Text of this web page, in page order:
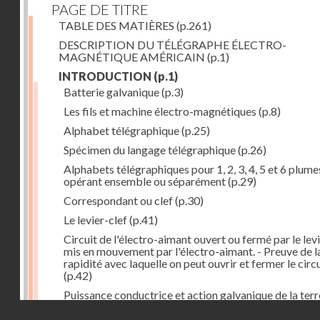
PAGE DE TITRE
TABLE DES MATIÈRES (p.261)
DESCRIPTION DU TÉLÉGRAPHE ÉLECTRO-
MAGNÉTIQUE AMÉRICAIN (p.1)
INTRODUCTION (p.1)
Batterie galvanique(p.3)
Les fils et machine électro-magnétiques (p.8)
Alphabet télégraphique(p.25)
Spécimen du langage télégraphique(p.26)
Alphabets télégraphiques pour 1, 2, 3, 4, 5 et 6
opérant ensemble ou séparément(p.29)
Correspondant ou clef(p.30)
Le levier-clef(p.41)
Circuit de l'électro-aimant ouvert ou fermé par le
mis en mouvement par l'électro-aimant. - Preuve de
rapidité avec laquelle on peut ouvrir et fermer le
(p.42)
Puissance conductrice et action galvanique de la